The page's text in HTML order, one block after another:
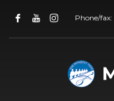
Phone/fax: